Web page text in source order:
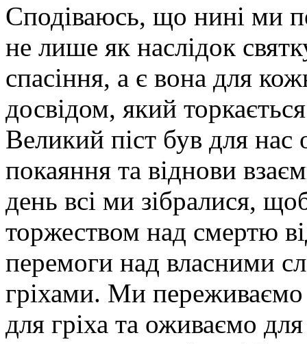
Сподіваюсь, що нині ми
не лише як наслідок
спасіння, а є вона для
досвідом, який
Великий піст був для
покаяння та віднови
день всі ми зібралися,
торжеством над смертю
перемоги над власними
гріхами. Ми
для гріха та оживаємо